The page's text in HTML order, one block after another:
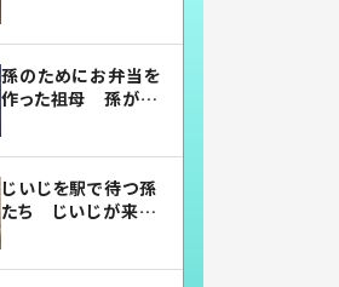
孫のためにお弁当を
作った祖母 孫が絶
じいじを駅で待つ孫
たち じいじが来た